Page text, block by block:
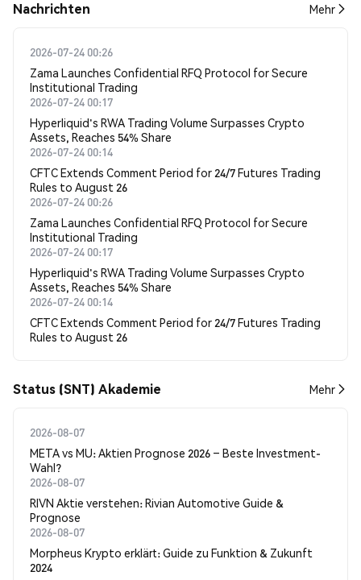
Nachrichten Mehr
2026-07-24 00:26
Zama Launches Confidential RFQ Protocol for Secure
Institutional Trading
2026-07-24 00:17
Hyperliquid's RWA Trading Volume Surpasses Crypto
Assets, Reaches 54% Share
2026-07-24 00:14
CFTC Extends Comment Period for 24/7 Futures Trading
Rules to August 26
2026-07-24 00:26
Zama Launches Confidential RFQ Protocol for Secure
Institutional Trading
2026-07-24 00:17
Hyperliquid's RWA Trading Volume Surpasses Crypto
Assets, Reaches 54% Share
2026-07-24 00:14
CFTC Extends Comment Period for 24/7 Futures Trading
Rules to August 26
Status (SNT) Akademie Mehr
2026-08-07
META vs MU: Aktien Prognose 2026 – Beste Investment-
Wahl?
2026-08-07
RIVN Aktie verstehen: Rivian Automotive Guide &
Prognose
2026-08-07
Morpheus Krypto erklärt: Guide zu Funktion & Zukunft
2024